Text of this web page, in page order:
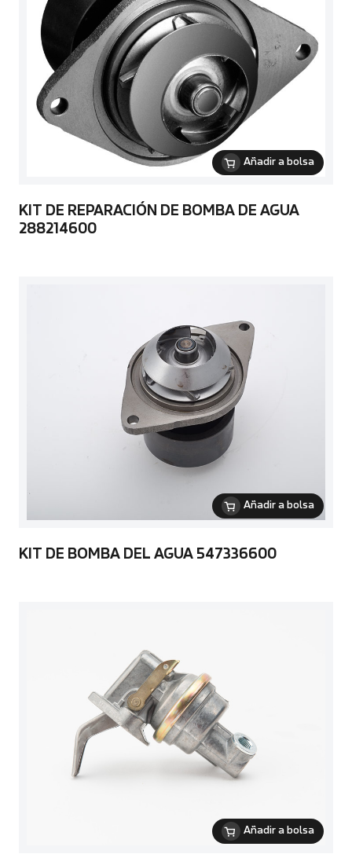
Añadir a bolsa
KIT DE REPARACIÓN DE BOMBA DE AGUA
288214600
Añadir a bolsa
KIT DE BOMBA DEL AGUA 547336600
Añadir a bolsa